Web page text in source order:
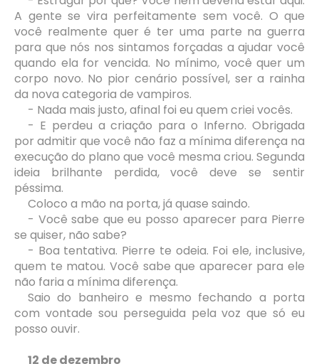
A gente se vira perfeitamente sem você. O que
você realmente quer é ter uma parte na guerra
para que nós nos sintamos forçadas a ajudar você
quando ela for vencida. No mínimo, você quer um
corpo novo. No pior cenário possível, ser a rainha
da nova categoria de vampiros.
- Nada mais justo, afinal foi eu quem criei vocês.
- E perdeu a criação para o Inferno. Obrigada
por admitir que você não faz a mínima diferença na
execução do plano que você mesma criou. Segunda
ideia brilhante perdida, você deve se sentir
péssima.
Coloco a mão na porta, já quase saindo.
- Você sabe que eu posso aparecer para Pierre
se quiser, não sabe?
- Boa tentativa. Pierre te odeia. Foi ele, inclusive,
quem te matou. Você sabe que aparecer para ele
não faria a mínima diferença.
Saio do banheiro e mesmo fechando a porta
com vontade sou perseguida pela voz que só eu
posso ouvir.
12 de dezembro